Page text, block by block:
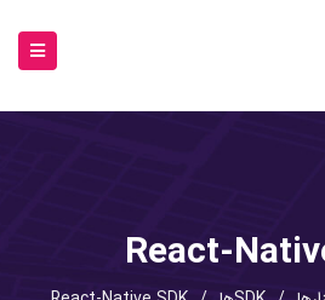
React-